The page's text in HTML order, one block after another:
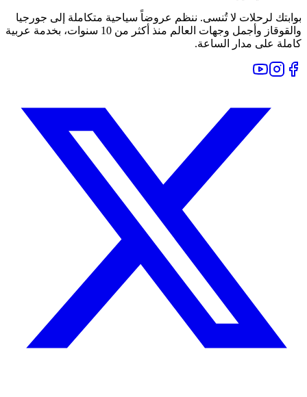
بوابتك لرحلات لا تُنسى. ننظم عروضاً سياحية متكاملة إلى جورجيا
والقوقاز وأجمل وجهات العالم منذ أكثر من 10 سنوات، بخدمة عربية
كاملة على مدار الساعة.